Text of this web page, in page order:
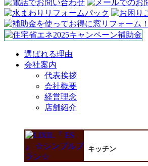
選ばれる理由
会社案内
代表挨拶
会社概要
経営理念
店舗紹介
キッチン